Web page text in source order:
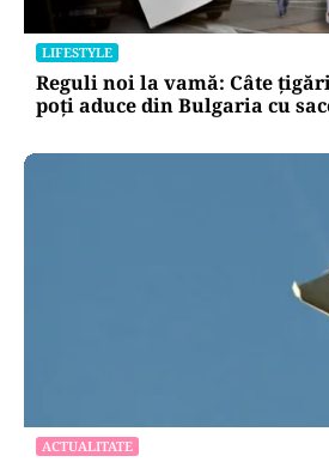
LIFESTYLE
Reguli noi la vamă: Câte
poți aduce din Bulgaria cu
ACTUALITATE